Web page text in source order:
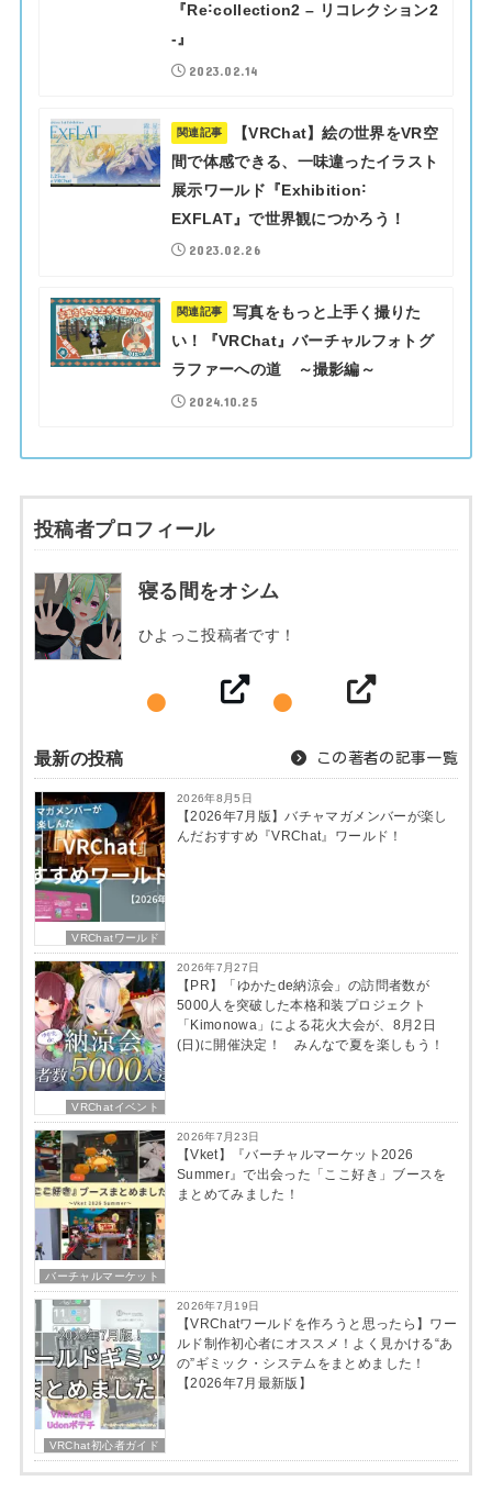
『Re˸collection2 – リコレクション2
-』
2023.02.14
関連記事
【VRChat】絵の世界をVR空
間で体感できる、一味違ったイラスト
展示ワールド『Exhibition˸
EXFLAT』で世界観につかろう！
2023.02.26
関連記事
写真をもっと上手く撮りた
い！『VRChat』バーチャルフォトグ
ラファーへの道 ～撮影編～
2024.10.25
投稿者プロフィール
寝る間をオシム
ひよっこ投稿者です！
最新の投稿 この著者の記事一覧
VRChatワールド
2026年8月5日
【2026年7月版】バチャマガメンバーが楽し
んだおすすめ『VRChat』ワールド！
VRChatイベント
2026年7月27日
【PR】「ゆかたde納涼会」の訪問者数が
5000人を突破した本格和装プロジェクト
「Kimonowa」による花火大会が、8月2日
(日)に開催決定！ みんなで夏を楽しもう！
バーチャルマーケット
2026年7月23日
【Vket】『バーチャルマーケット2026
Summer』で出会った「ここ好き」ブースを
まとめてみました！
VRChat初心者ガイド
2026年7月19日
【VRChatワールドを作ろうと思ったら】ワー
ルド制作初心者にオススメ！よく見かける“あ
の”ギミック・システムをまとめました！
【2026年7月最新版】